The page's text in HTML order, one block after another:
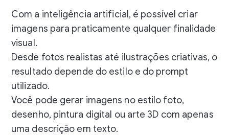
Com a inteligência artificial, é possível criar
imagens para praticamente qualquer finalidade
visual.
Desde fotos realistas até ilustrações criativas, o
resultado depende do estilo e do prompt
utilizado.
Você pode gerar imagens no estilo foto,
desenho, pintura digital ou arte 3D com apenas
uma descrição em texto.